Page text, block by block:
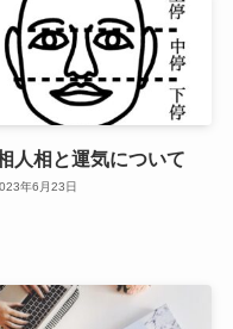
人相と運気について
年6月23日